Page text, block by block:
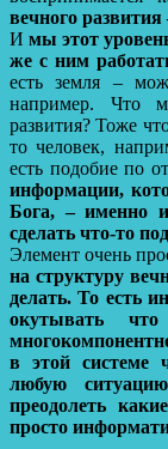
вечного
Имы этот
же с ним
есть земля –
например. Что
развития? Тоже
то человек,
есть подобие по
информации,
Бога, – именно
сделать что-то
Элемент очень
на структуру
делать. То есть
окутывать
в этой системе
любую
преодолеть
просто